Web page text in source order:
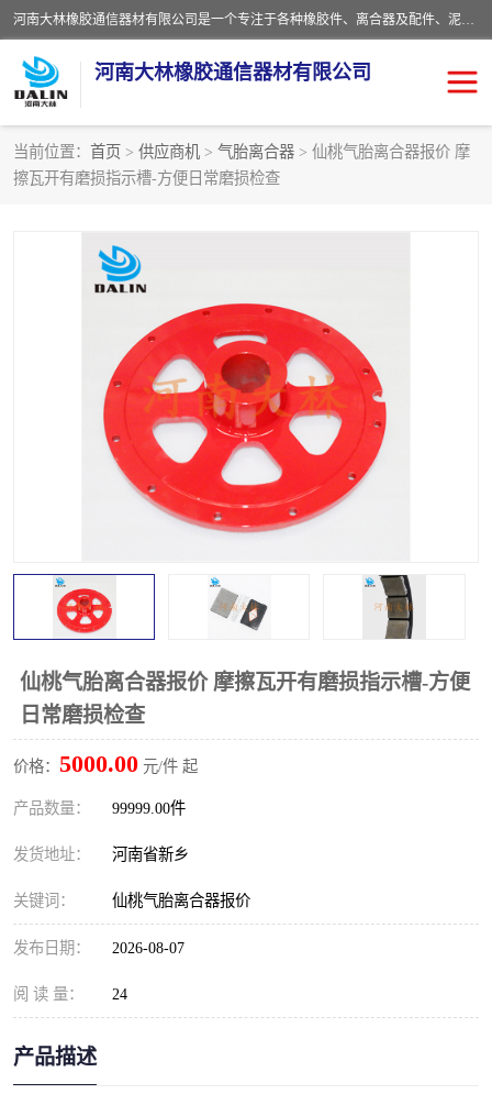
河南大林橡胶通信器材有限公司是一个专注于各种橡胶件、离合器及配件、泥浆泵及配件等产品设计制造和加工的企业。产品应用于矿山、冶金、石油、钢铁、化工、水泥、船舶、造纸、通用机械等各种大功率机械传动或制动装置。
河南大林橡胶通信器材有限公司
当前位置： 首页 > 供应商机 > 气胎离合器 > 仙桃气胎离合器报价 摩
擦瓦开有磨损指示槽-方便日常磨损检查
仙桃气胎离合器报价 摩擦瓦开有磨损指示槽-方便
日常磨损检查
价格： 5000.00 元/件 起
产品数量： 99999.00件
发货地址： 河南省新乡
关键词： 仙桃气胎离合器报价
发布日期： 2026-08-07
阅 读 量： 24
产品描述
推盘离合器 通风离合器
VC离合器
PO隔膜离合器
泥浆泵空气包胶囊 气动元件
DY隔膜式离合器 CB离合器
实芯轮胎
联轴器